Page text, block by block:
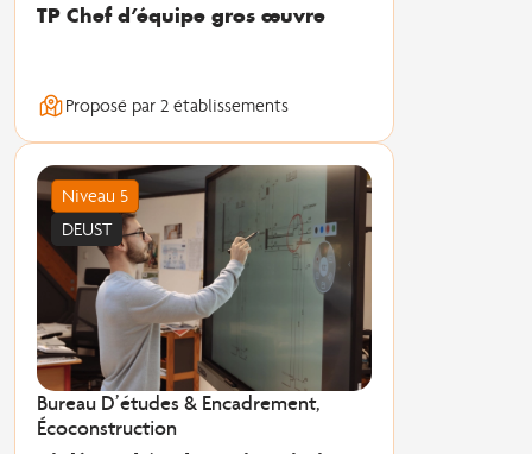
TP Chef d’équipe gros œuvre
Proposé par 2 établissements
Niveau 5
DEUST
Bureau D’études & Encadrement,
Écoconstruction